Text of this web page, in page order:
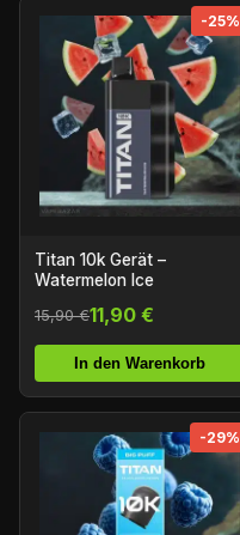
-25%
Titan 10k Gerät –
Watermelon Ice
15,90 €11,90 €
In den Warenkorb
-29%